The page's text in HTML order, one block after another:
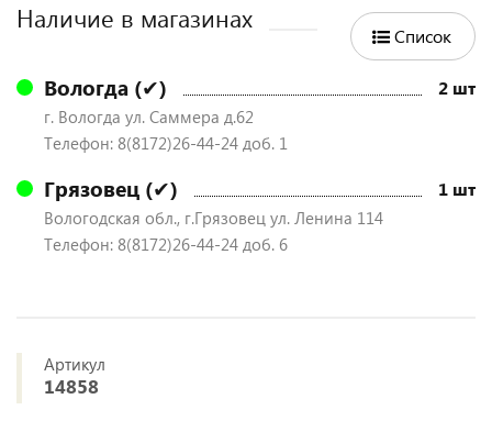
Наличие в магазинах
Список
Вологда (✔) 2 шт
г. Вологда ул. Саммера д.62
Телефон: 8(8172)26-44-24 доб. 1
Грязовец (✔) 1 шт
Вологодская обл., г.Грязовец ул. Ленина 114
Телефон: 8(8172)26-44-24 доб. 6
Артикул
14858